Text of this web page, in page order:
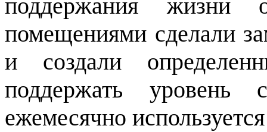
поддержания жизни
помещениями сделали
и создали
поддержать
ежемесячно